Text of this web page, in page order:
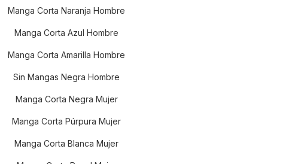
Manga Corta Naranja Hombre
Manga Corta Azul Hombre
Manga Corta Amarilla Hombre
Sin Mangas Negra Hombre
Manga Corta Negra Mujer
Manga Corta Púrpura Mujer
Manga Corta Blanca Mujer